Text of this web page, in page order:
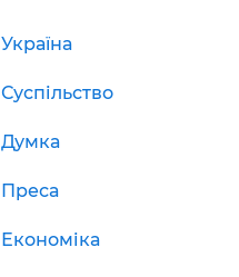
Україна
Суспільство
Думка
Преса
Економіка